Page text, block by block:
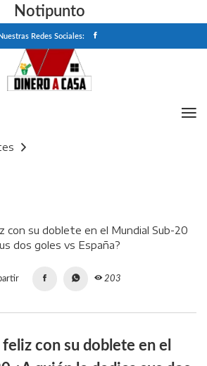
Notipunto
Nuestras Redes Sociales:
203
con su doblete en el